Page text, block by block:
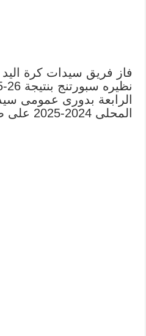
فاز فريق سيدات كرة اليد
الرابعة بدورى عمومى
المحلى 2024-2025 على صعيد 4 مواجهات.